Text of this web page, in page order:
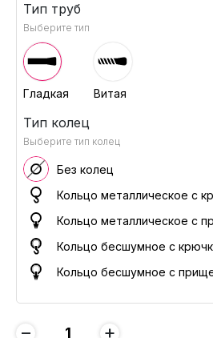
Тип труб
Выберите тип
Гладкая Витая
Тип колец
Выберите тип колец
Без колец
Кольцо металлическое с
Кольцо металлическое с
Кольцо бесшумное с
Кольцо бесшумное с
− +